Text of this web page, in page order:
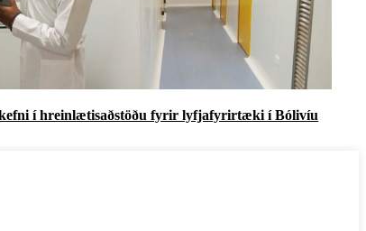
í hreinlætisaðstöðu fyrir lyfjafyrirtæki í Bólivíu